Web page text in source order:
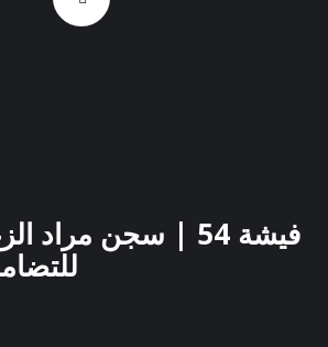
فيشة 54 | سجن